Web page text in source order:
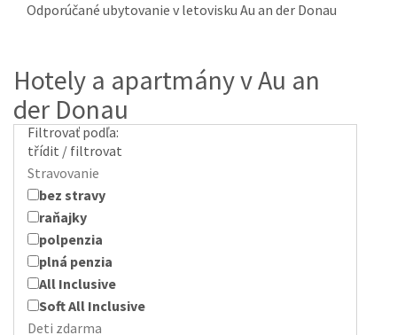
Odporúčané ubytovanie v letovisku Au an der Donau
Hotely a apartmány v Au an
der Donau
Filtrovať podľa:
třídit / filtrovat
Stravovanie
bez stravy
raňajky
polpenzia
plná penzia
All Inclusive
Soft All Inclusive
Deti zdarma